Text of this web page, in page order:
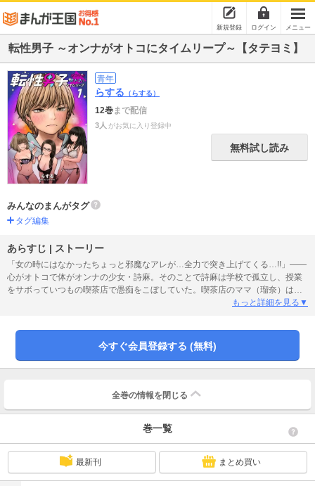
新規登録 ログイン メニュー
転性男子 ～オンナがオトコにタイムリープ～【タテヨミ】
青年
らする （らする）
12巻まで配信
3人 がお気に入り登録中
無料試し読み
みんなのまんがタグ
タグ編集
あらすじ | ストーリー
「女の時にはなかったちょっと邪魔なアレが…全力で突き上げてくる…!!」――
心がオトコで体がオンナの少女・詩麻。そのことで詩麻は学校で孤立し、授業
をサボっていつもの喫茶店で愚痴をこぼしていた。喫茶店のママ（瑠奈）は
「男に生まれて女」として生きている。詩麻は偶然の事故により、1999年のマ
日常的なふれあいにも興奮してしまう…!少女・詩麻が全力で多感な男子になっ
て生きる姿を描いたちょっとエッチな男女入れ替わり青春コメディ！グルー
もっと詳細を見る▼
今すぐ会員登録する (無料)
全巻の情報を 閉じる
巻一覧
最新刊 まとめ買い